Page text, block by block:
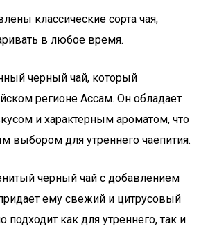
классические сорта чая,
в любое время.
черный чай, который
регионе Ассам. Он обладает
и характерным ароматом, что
выбором для утреннего чаепития.
черный чай с добавлением
ему свежий и цитрусовый
подходит как для утреннего, так и